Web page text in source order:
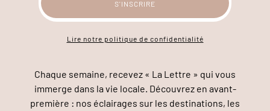
Lire notre politique de confidentialité
Chaque semaine, recevez « La Lettre » qui vous
immerge dans la vie locale. Découvrez en avant-
première : nos éclairages sur les destinations, les